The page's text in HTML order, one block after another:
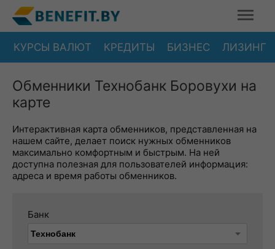
КУРСЫ ВАЛЮТ КРЕДИТЫ БИЗНЕС ЛИЗИНГ
Обменники Технобанк Боровухи на
карте
Интерактивная карта обменников, представленная на
нашем сайте, делает поиск нужных обменников
максимально комфортным и быстрым. На ней
доступна полезная для пользователей информация:
адреса и время работы обменников.
Банк